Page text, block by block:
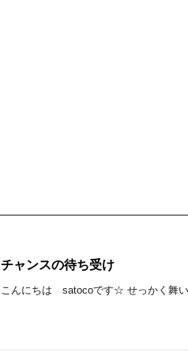
チャンスの待ち受け
こんにちは satocoです☆ せっかく舞い